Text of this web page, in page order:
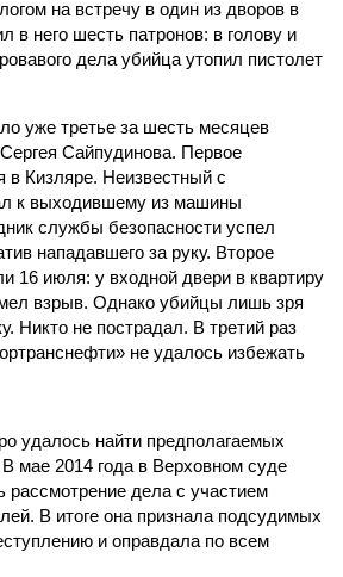
на встречу в один из дворов в
в него шесть патронов: в голову и
дела убийца утопил пистолет
уже третье за шесть месяцев
Сайпудинова. Первое
в Кизляре. Неизвестный с
к выходившему из машины
службы безопасности успел
нападавшего за руку. Второе
16 июля: у входной двери в квартиру
взрыв. Однако убийцы лишь зря
Никто не пострадал. В третий раз
не удалось избежать
удалось найти предполагаемых
мае 2014 года в Верховном суде
рассмотрение дела с участием
В итоге она признала подсудимых
и оправдала по всем